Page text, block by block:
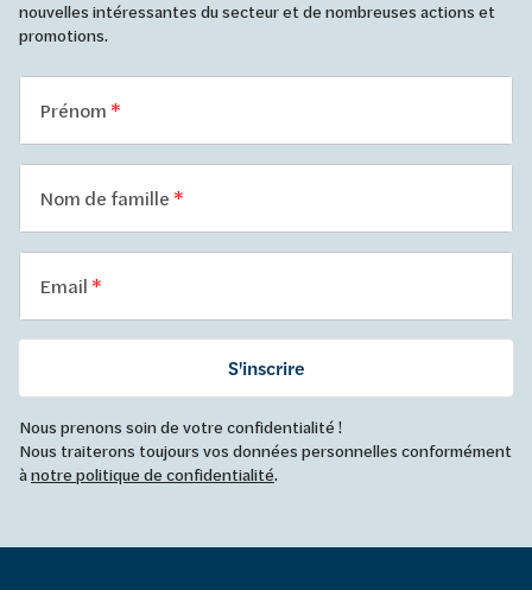
nouvelles intéressantes du secteur et de nombreuses actions et
promotions.
Prénom
Nom de famille
Email
S'inscrire
Nous prenons soin de votre confidentialité !
Nous traiterons toujours vos données personnelles conformément
ànotre politique de confidentialité.